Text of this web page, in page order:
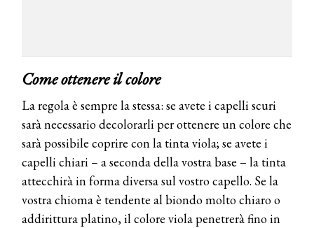
Come ottenere il colore
La regola è sempre la stessa: se avete i capelli scuri
sarà necessario decolorarli per ottenere un colore che
sarà possibile coprire con la tinta viola; se avete i
capelli chiari – a seconda della vostra base – la tinta
attecchirà in forma diversa sul vostro capello. Se la
vostra chioma è tendente al biondo molto chiaro o
addirittura platino, il colore viola penetrerà fino in